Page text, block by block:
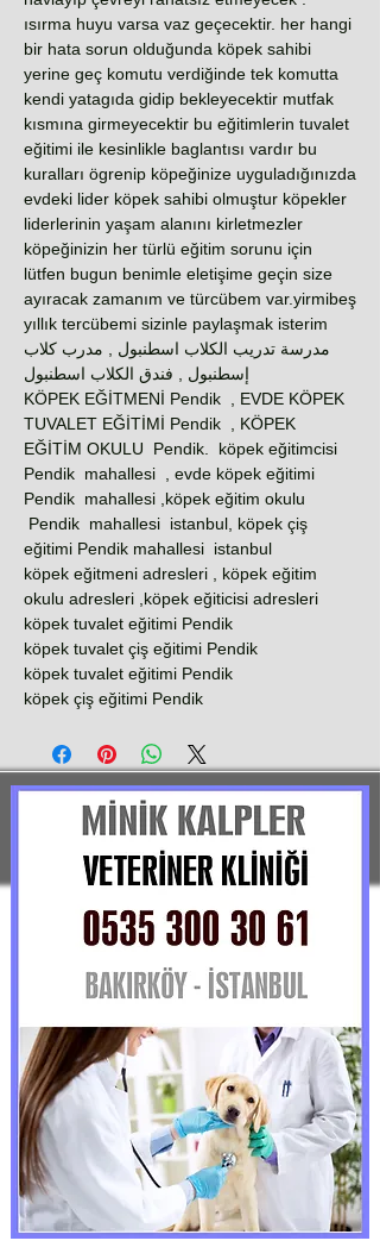
ısırma huyu varsa vaz geçecektir. her hangi
bir hata sorun olduğunda köpek sahibi
yerine geç komutu verdiğinde tek komutta
kendi yatagıda gidip bekleyecektir mutfak
kısmına girmeyecektir bu eğitimlerin tuvalet
eğitimi ile kesinlikle baglantısı vardır bu
kuralları ögrenip köpeğinize uyguladığınızda
evdeki lider köpek sahibi olmuştur köpekler
liderlerinin yaşam alanını kirletmezler
köpeğinizin her türlü eğitim sorunu için
lütfen bugun benimle eletişime geçin size
ayıracak zamanım ve türcübem var.yirmibeş
yıllık tercübemi sizinle paylaşmak isterim
مدرسة تدريب الكلاب اسطنبول , مدرب كلاب
إسطنبول , فندق الكلاب اسطنبول
KÖPEK EĞİTMENİ Pendik , EVDE KÖPEK
TUVALET EĞİTİMİ Pendik , KÖPEK
EĞİTİM OKULU Pendik. köpek eğitimcisi
Pendik mahallesi , evde köpek eğitimi
Pendik mahallesi ,köpek eğitim okulu
Pendik mahallesi istanbul, köpek çiş
eğitimi Pendik mahallesi istanbul
köpek eğitmeni adresleri , köpek eğitim
okulu adresleri ,köpek eğiticisi adresleri
köpek tuvalet eğitimi Pendik
köpek tuvalet çiş eğitimi Pendik
köpek tuvalet eğitimi Pendik
köpek çiş eğitimi Pendik